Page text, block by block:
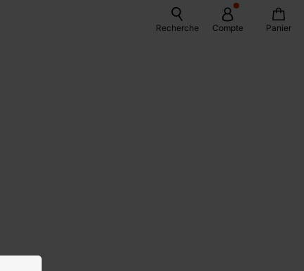
Recherche Compte Panier